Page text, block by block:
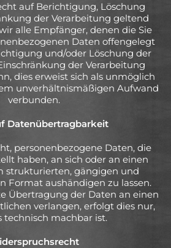
auf Berichtigung, Löschung
der Verarbeitung geltend
alle Empfänger, denen die Sie
Daten offengelegt
und/oder Löschung der
der Verarbeitung
dies erweist sich als unmöglich
unverhältnismäßigen Aufwand
verbunden.
Datenübertragbarkeit
personenbezogene Daten, die
haben, an sich oder an einen
strukturierten, gängigen und
Format aushändigen zu lassen.
Übertragung der Daten an einen
verlangen, erfolgt dies nur,
technisch machbar ist.